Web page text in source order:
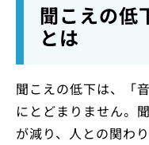
聞こえの低
とは
聞こえの低下は、「
にとどまりません。
が減り、人との関わ